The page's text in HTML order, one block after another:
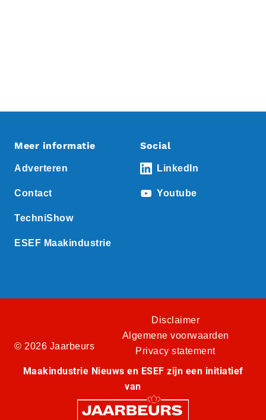
Meer informatie
Adverteren
Contact
TechniShow
ESEF Maakindustrie
Social
LinkedIn
Youtube
© 2026 Jaarbeurs
Disclaimer
Algemene voorwaarden
Privacy statement
Maakindustrie Nieuws en ESEF zijn een initiatief
van